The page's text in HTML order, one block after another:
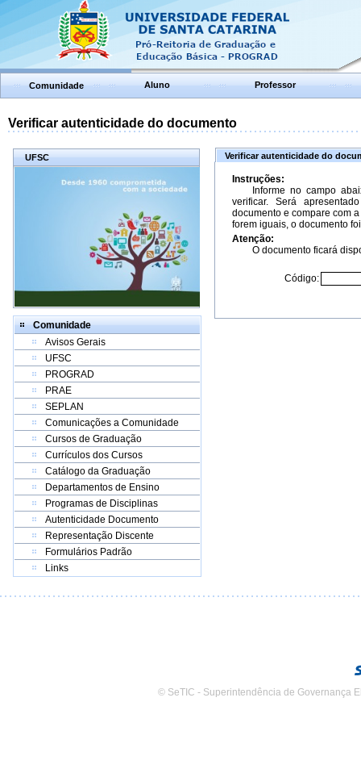
Comunidade Aluno Professor
Verificar autenticidade do documento
UFSC
Comunidade
Avisos Gerais
UFSC
PROGRAD
PRAE
SEPLAN
Comunicações a Comunidade
Cursos de Graduação
Currículos dos Cursos
Catálogo da Graduação
Departamentos de Ensino
Programas de Disciplinas
Autenticidade Documento
Representação Discente
Formulários Padrão
Links
Verificar autenticidade do
Instruções:
Informe no campo
verificar. Será
documento e compare com
forem iguais, o documento
Atenção:
O documento ficará
Código:
© SeTIC - Superintendência de Governança